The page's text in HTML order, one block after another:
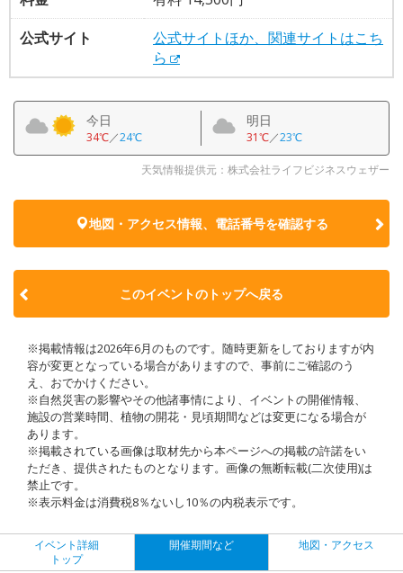
公式サイト
公式サイトほか、関連サイトはこち
ら
今日
34℃／24℃
明日
31℃／23℃
天気情報提供元：株式会社ライフビジネスウェザー
地図・アクセス情報、電話番号を確認する
このイベントのトップへ戻る
※掲載情報は2026年6月のものです。随時更新をしておりますが内
容が変更となっている場合がありますので、事前にご確認のう
え、おでかけください。
※自然災害の影響やその他諸事情により、イベントの開催情報、
施設の営業時間、植物の開花・見頃期間などは変更になる場合が
あります。
※掲載されている画像は取材先から本ページへの掲載の許諾をい
ただき、提供されたものとなります。画像の無断転載(二次使用)は
禁止です。
※表示料金は消費税8％ないし10％の内税表示です。
イベント詳細
トップ
開催期間など 地図・アクセス